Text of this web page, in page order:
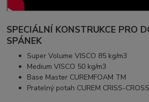
SPECIÁLNÍ KONSTRUKCE PRO
SPÁNEK
Super Volume VISCO 85 kg/m3
Medium VISCO 50 kg/m3
Base Master CUREMFOAM TM
Pratelný potah CUREM CRISS-CROSS